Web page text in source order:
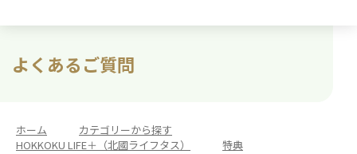
よくあるご質問
ホーム カテゴリーから探す
HOKKOKU LIFE＋（北國ライフタス）
特典